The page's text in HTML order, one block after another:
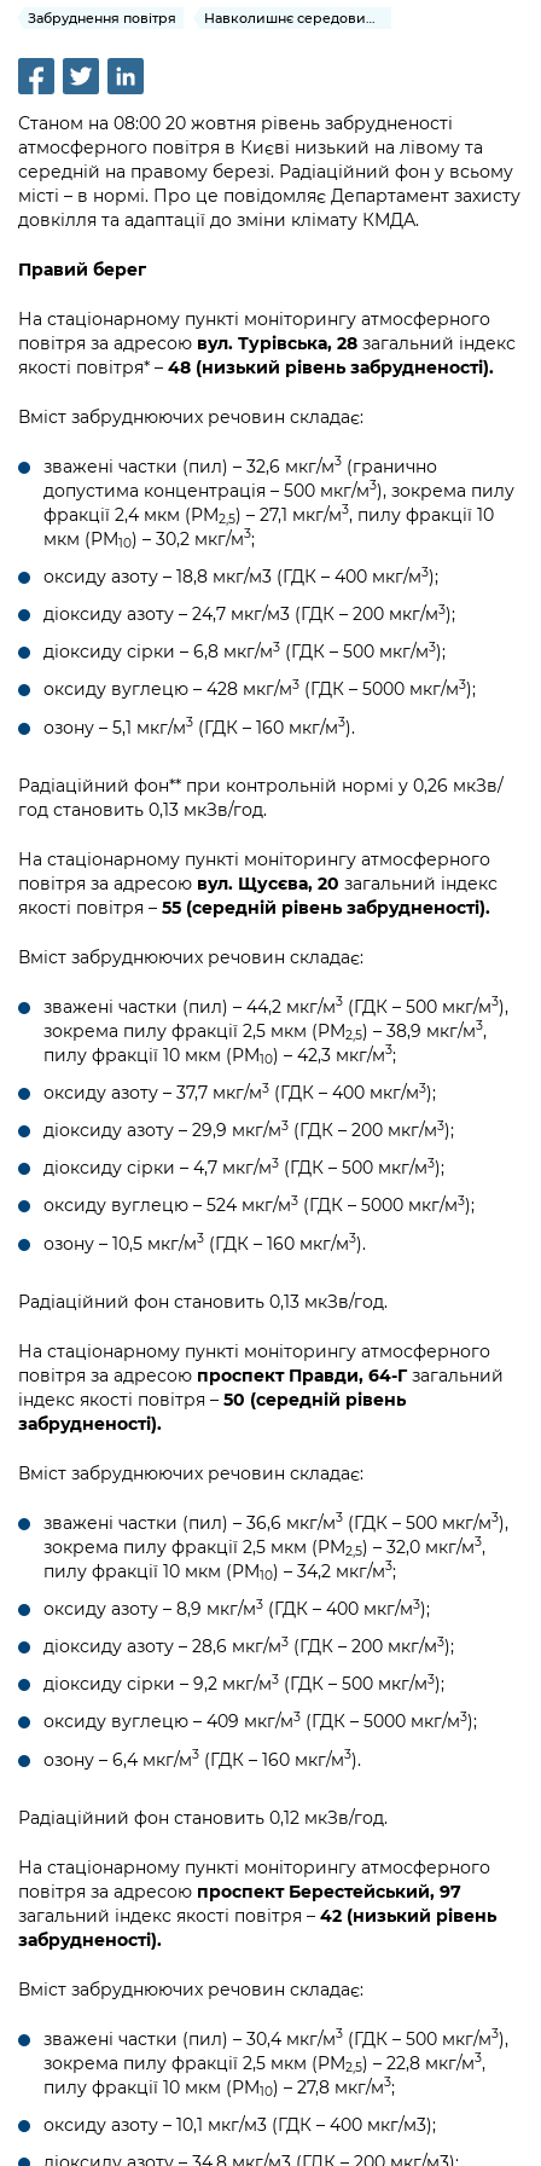
Рішення та розпорядження
Проєкти розпоряджень, що
перебувають на погодженні КМВА
Рішення Київради
Контактна інформація
Статистика
Промисловість і наука Києва
Підприємства, установи, організації
Kyiv International Relations
Річні звіти
Гендерна політика
Київська міська військова адміністрація
Освіта та навчальні заклади
Дороги, транспорт та парковки
Навколишнє середовище міста
Містобудування та земельні ділянки
Культура, спорт, дозвілля
Бізнес та ліцензування
Фінанси та бюджет
Безпека та правопорядок
Ритуальні послуги
Іноземцям / For foreigners
Пам'ятки культурної спадщини
Портал Захисників та Захисниць
Безбар'єрність
Міський застосунок Київ Цифровий
Важливе під час воєнного стану
Громадська експертиза
Громадський бюджет
Консультації з громадськістю
Громадська рада
Петиції
Відкритий бюджет
Контактний центр
Допомога учасникам АТО
Рада з питань внутрішньо переміщених
осіб при Київській міській військовій
адміністрації
«Ініціатива «Партнерство «Відкритий
Важливе під час воєнного стану
Інформація з обмеженим доступом
Проекти нормативно-правових та
інших актів
Нормативна база
Питання і відповіді про публічну
інформацію
Порядок оскарження рішень, дій чи
публічну інформацію
Інформація для споживачів
Про відкриті дані
Портал даних Києва
Публічні дашборди
Медіагалерея
Підписатися на новини та анонси від
from the KCSA
Порядок акредитації медіа /
Accreditation process
Подати журналістський запит /
Зйомки в лікарнях в умовах воєнного
стану / Rules for media coverage of
media
Забруднення повітря
Навколишнє середовище міста
Станом на 08:00 20 жовтня рівень забрудненості
атмосферного повітря в Києві низький на лівому та
середній на правому березі. Радіаційний фон у всьому
місті – в нормі. Про це повідомляє Департамент захисту
довкілля та адаптації до зміни клімату КМДА.
Правий берег
На стаціонарному пункті моніторингу атмосферного
повітря за адресою вул. Турівська, 28 загальний індекс
якості повітря* – 48 (низький рівень забрудненості).
Вміст забруднюючих речовин складає:
зважені частки (пил) – 32,6 мкг/м3 (гранично
допустима концентрація – 500 мкг/м3), зокрема пилу
фракції 2,4 мкм (PM2,5) – 27,1 мкг/м3, пилу фракції 10
мкм (PM10) – 30,2 мкг/м3;
оксиду азоту – 18,8 мкг/м3 (ГДК – 400 мкг/м3);
діоксиду азоту – 24,7 мкг/м3 (ГДК – 200 мкг/м3);
діоксиду сірки – 6,8 мкг/м3 (ГДК – 500 мкг/м3);
оксиду вуглецю – 428 мкг/м3 (ГДК – 5000 мкг/м3);
озону – 5,1 мкг/м3 (ГДК – 160 мкг/м3).
Радіаційний фон** при контрольній нормі у 0,26 мкЗв/
год становить 0,13 мкЗв/год.
На стаціонарному пункті моніторингу атмосферного
повітря за адресою вул. Щусєва, 20 загальний індекс
якості повітря – 55 (середній рівень забрудненості).
Вміст забруднюючих речовин складає:
зважені частки (пил) – 44,2 мкг/м3 (ГДК – 500 мкг/м3),
зокрема пилу фракції 2,5 мкм (PM2,5) – 38,9 мкг/м3,
пилу фракції 10 мкм (PM10) – 42,3 мкг/м3;
оксиду азоту – 37,7 мкг/м3 (ГДК – 400 мкг/м3);
діоксиду азоту – 29,9 мкг/м3 (ГДК – 200 мкг/м3);
діоксиду сірки – 4,7 мкг/м3 (ГДК – 500 мкг/м3);
оксиду вуглецю – 524 мкг/м3 (ГДК – 5000 мкг/м3);
озону – 10,5 мкг/м3 (ГДК – 160 мкг/м3).
Радіаційний фон становить 0,13 мкЗв/год.
На стаціонарному пункті моніторингу атмосферного
повітря за адресою проспект Правди, 64-Гзагальний
індекс якості повітря – 50 (середній рівень
забрудненості).
Вміст забруднюючих речовин складає:
зважені частки (пил) – 36,6 мкг/м3 (ГДК – 500 мкг/м3),
зокрема пилу фракції 2,5 мкм (PM2,5) – 32,0 мкг/м3,
пилу фракції 10 мкм (PM10) – 34,2 мкг/м3;
оксиду азоту – 8,9 мкг/м3 (ГДК – 400 мкг/м3);
діоксиду азоту – 28,6 мкг/м3 (ГДК – 200 мкг/м3);
діоксиду сірки – 9,2 мкг/м3 (ГДК – 500 мкг/м3);
оксиду вуглецю – 409 мкг/м3 (ГДК – 5000 мкг/м3);
озону – 6,4 мкг/м3 (ГДК – 160 мкг/м3).
Радіаційний фон становить 0,12 мкЗв/год.
На стаціонарному пункті моніторингу атмосферного
повітря за адресою проспект Берестейський, 97
загальний індекс якості повітря – 42 (низький рівень
забрудненості).
Вміст забруднюючих речовин складає:
зважені частки (пил) – 30,4 мкг/м3 (ГДК – 500 мкг/м3),
зокрема пилу фракції 2,5 мкм (PM2,5) – 22,8 мкг/м3,
пилу фракції 10 мкм (PM10) – 27,8 мкг/м3;
оксиду азоту – 10,1 мкг/м3 (ГДК – 400 мкг/м3);